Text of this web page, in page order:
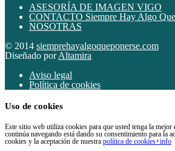
ASESORÍA DE IMAGEN VIGO
CONTACTO Siempre Hay Algo Que
NOSOTRAS
© 2014 siemprehayalgoqueponerse.com
Diseñado porAltamira
Aviso legal
Política de cookies
Uso de cookies
Este sitio web utiliza cookies para que usted tenga la mejor
continúa navegando está dando su consentimiento para la
cookies y la aceptación de nuestra política de cookies+info